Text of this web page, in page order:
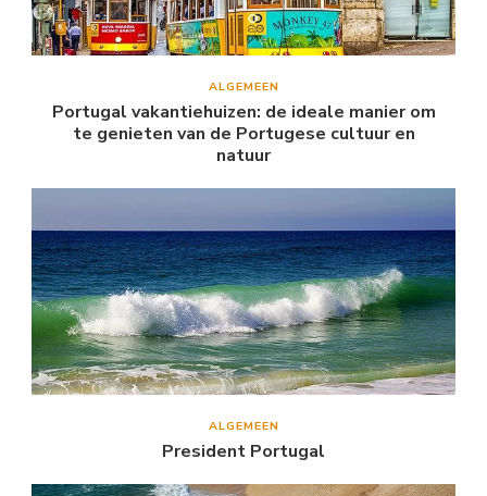
ALGEMEEN
Portugal vakantiehuizen: de ideale manier om
te genieten van de Portugese cultuur en
natuur
ALGEMEEN
President Portugal